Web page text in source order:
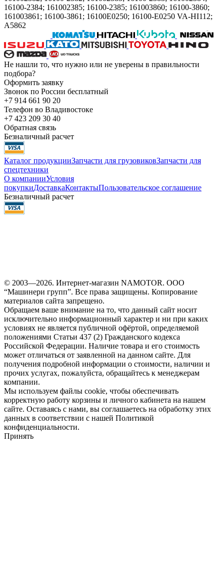
16100-2384; 161002385; 16100-2385; 161003860; 16100-3860;
161003861; 16100-3861; 16100E0250; 16100-E0250 VA-HI112;
A5862
Не нашли то, что нужно или не уверены в правильности
подбора?
Оформить заявку
Звонок по России бесплатный
+7 914 661 90 20
Телефон во Владивостоке
+7 423 209 30 40
Обратная связь
Безналичный расчет
Каталог продукцииЗапчасти для грузовиковЗапчасти для
спецтехники
О компанииУсловия
покупкиДоставкаКонтактыПользовательское соглашение
Безналичный расчет
© 2003—2026. Интернет-магазин NAMOTOR. ООО
“Машинери групп”. Все права защищены. Копирование
материалов сайта запрещено.
Обращаем ваше внимание на то, что данный сайт носит
исключительно информационный характер и ни при каких
условиях не является публичной офёртой, определяемой
положениями Статьи 437 (2) Гражданского кодекса
Российской Федерации. Наличие товара и его стоимость
может отличаться от заявленной на данном сайте. Для
получения подробной информации о стоимости, наличии и
прочих услугах, пожалуйста, обращайтесь к менеджерам
компании.
Мы используем файлы cookie, чтобы обеспечивать
корректную работу корзины и личного кабинета на нашем
сайте. Оставаясь с нами, вы соглашаетесь на обработку этих
данных в соответствии с нашей Политикой
конфиденциальности.
Принять